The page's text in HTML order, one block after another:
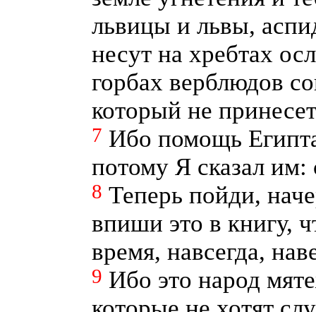
львицы и львы,
несут на хребтах
горбах верблюдов
который не
7 Ибо помощь
потому Я сказал им:
8 Теперь пойди,
впиши это в книгу,
время, навсегда,
9 Ибо это народ